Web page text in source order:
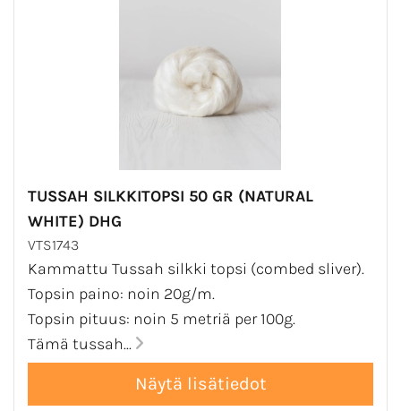
TUSSAH SILKKITOPSI 50 GR (NATURAL
WHITE) DHG
VTS1743
Kammattu Tussah silkki topsi (combed sliver).
Topsin paino: noin 20g/m.
Topsin pituus: noin 5 metriä per 100g.
Tämä tussah...